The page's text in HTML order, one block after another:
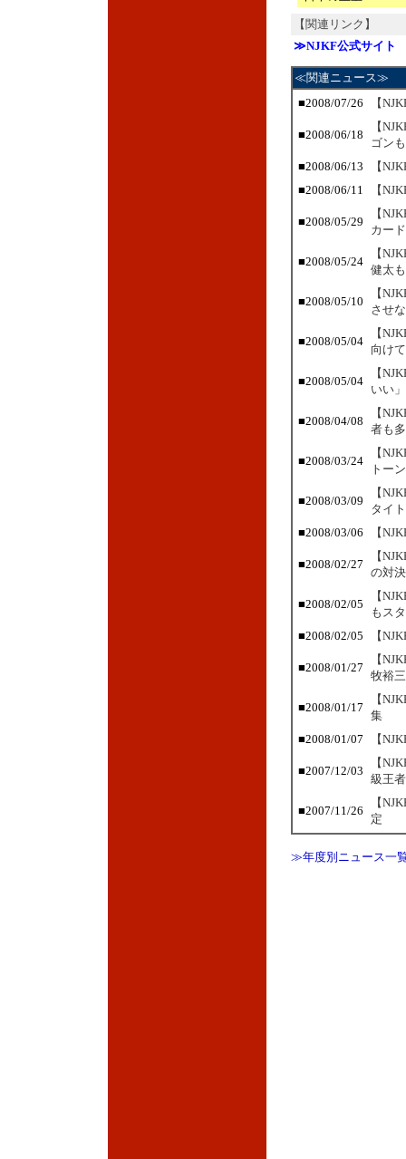
【関連リンク】
≫NJKF公式サイト
≪関連ニュース≫
■2008/07/26 【
■2008/06/18
【
ゴン
■2008/06/13
【
■2008/06/11 【
■2008/05/29
【
カー
■2008/05/24
【
健太
■2008/05/10
【
させ
■2008/05/04
【
向け
■2008/05/04
【
いい」
■2008/04/08
【
者も
■2008/03/24
【
トー
■2008/03/09
【
タイ
■2008/03/06 【
■2008/02/27
【
の対
■2008/02/05
【
もス
■2008/02/05 【
■2008/01/27
【
牧裕
■2008/01/17
【
集
■2008/01/07 【
■2007/12/03
【
級王
■2007/11/26
【
定
≫年度別ニュース一